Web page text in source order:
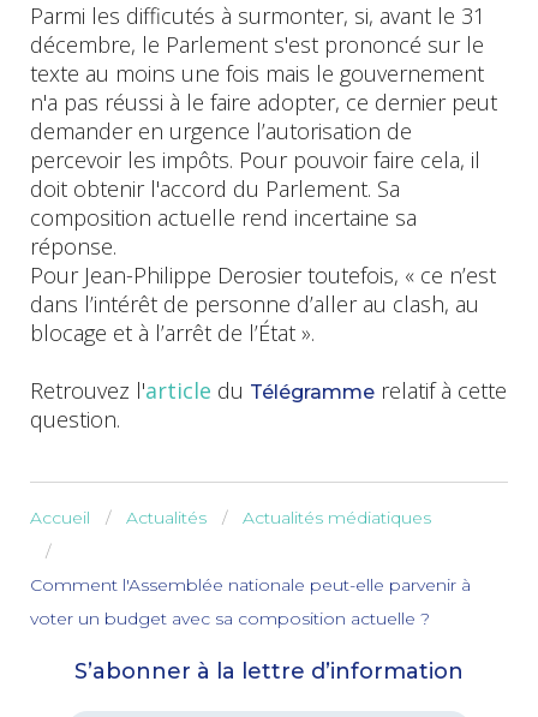
Parmi les difficutés à surmonter, si, avant le 31
décembre, le Parlement s'est prononcé sur le
texte au moins une fois mais le gouvernement
n'a pas réussi à le faire adopter, ce dernier peut
demander en urgence l’autorisation de
percevoir les impôts. Pour pouvoir faire cela, il
doit obtenir l'accord du Parlement. Sa
composition actuelle rend incertaine sa
réponse.
Pour Jean-Philippe Derosier toutefois, « ce n’est
dans l’intérêt de personne d’aller au clash, au
blocage et à l’arrêt de l’État ».
Retrouvez l'article du Télégramme relatif à cette
question.
Accueil Actualités Actualités médiatiques
Comment l'Assemblée nationale peut-elle parvenir à
voter un budget avec sa composition actuelle ?
S’abonner à la lettre d’information